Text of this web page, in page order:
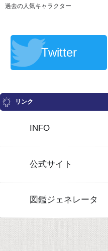
過去の人気キャラクター
Twitter
リンク
INFO
公式サイト
図鑑ジェネレータ